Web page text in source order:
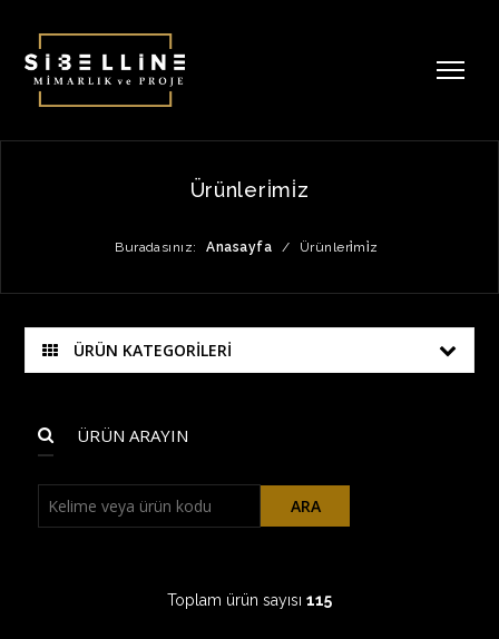
Ürünleri̇mi̇z
Buradasınız: Anasayfa / Ürünleri̇mi̇z
ÜRÜN KATEGORİLERİ
ÜRÜN ARAYIN
ARA
Toplam ürün sayısı 115